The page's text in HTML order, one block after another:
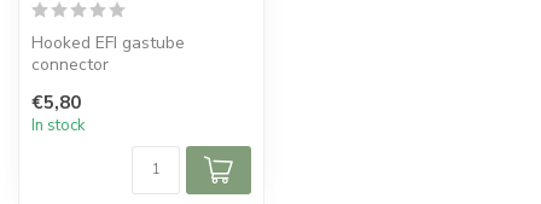
Hooked EFI gastube
connector
€5,80
In stock